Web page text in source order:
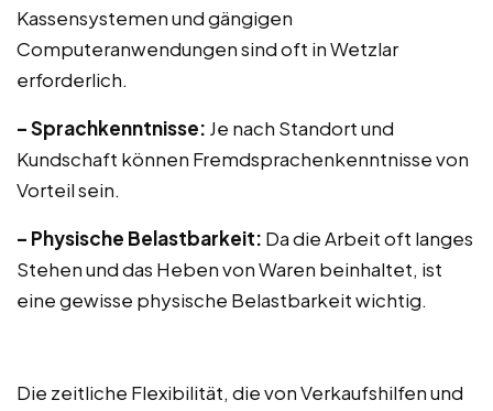
Kassensystemen und gängigen
Computeranwendungen sind oft in Wetzlar
erforderlich.
– Sprachkenntnisse: Je nach Standort und
Kundschaft können Fremdsprachenkenntnisse von
Vorteil sein.
– Physische Belastbarkeit: Da die Arbeit oft langes
Stehen und das Heben von Waren beinhaltet, ist
eine gewisse physische Belastbarkeit wichtig.
Die zeitliche Flexibilität, die von Verkaufshilfen und